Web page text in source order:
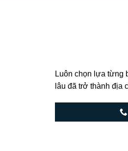
Luôn chọn lựa từng
lâu đã trở thành địa